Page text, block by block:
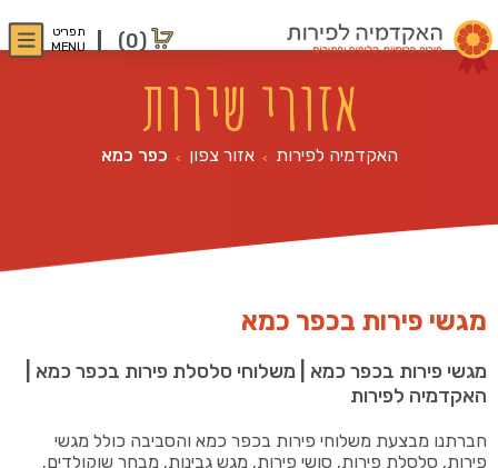
(0)
תפריט
MENU
אזורי שירות
האקדמיה לפירות > אזור צפון > כפר כמא
מגשי פירות בכפר כמא
מגשי פירות בכפר כמא | משלוחי סלסלת פירות בכפר כמא |
האקדמיה לפירות
חברתנו מבצעת משלוחי פירות בכפר כמא והסביבה כולל מגשי
פירות, סלסלת פירות, סושי פירות, מגש גבינות, מבחר שוקולדים.